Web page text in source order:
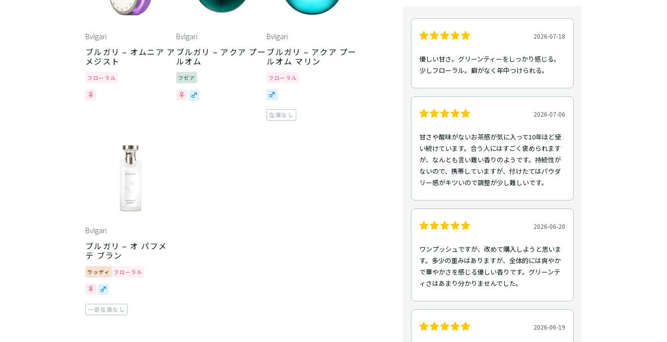
2026-07-18
優しい甘さ。グリーンティーをしっかり感じる。
少しフローラル。癖がなく年中つけられる。
2026-07-06
甘さや酸味がないお茶感が気に入って10年ほど使
い続けています。合う人にはすごく褒められます
が、なんとも言い難い香りのようです。持続性が
ないので、携帯していますが、付けたてはパウダ
リー感がキツいので調整が少し難しいです。
2026-06-20
ワンプッシュですが、改めて購入しようと思いま
す。多少の重みはありますが、全体的には爽やか
で華やかさを感じる優しい香りです。グリーンテ
ィさはあまり分かりませんでした。
2026-06-19
Bvlgari
ブルガリ – オムニア ア
メジスト
フローラル
Bvlgari
ブルガリ – アクア プー
ルオム
フゼア
Bvlgari
ブルガリ – アクア プー
ルオム マリン
フローラル
在庫なし
Bvlgari
ブルガリ – オ パフメ
テ ブラン
ウッディ フローラル
一部在庫なし